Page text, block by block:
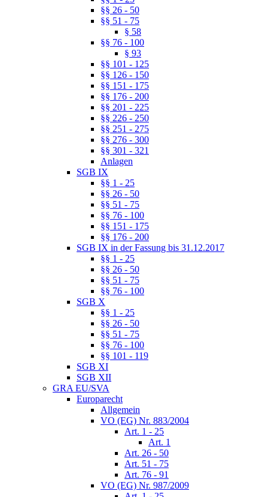
§§ 26 - 50
§§ 51 - 75
§ 58
§§ 76 - 100
§ 93
§§ 101 - 125
§§ 126 - 150
§§ 151 - 175
§§ 176 - 200
§§ 201 - 225
§§ 226 - 250
§§ 251 - 275
§§ 276 - 300
§§ 301 - 321
Anlagen
SGB IX
§§ 1 - 25
§§ 26 - 50
§§ 51 - 75
§§ 76 - 100
§§ 151 - 175
§§ 176 - 200
SGB IX in der Fassung bis 31.12.2017
§§ 1 - 25
§§ 26 - 50
§§ 51 - 75
§§ 76 - 100
SGB X
§§ 1 - 25
§§ 26 - 50
§§ 51 - 75
§§ 76 - 100
§§ 101 - 119
SGB XI
SGB XII
GRA EU/SVA
Europarecht
Allgemein
VO (EG) Nr. 883/2004
Art. 1 - 25
Art. 1
Art. 26 - 50
Art. 51 - 75
Art. 76 - 91
VO (EG) Nr. 987/2009